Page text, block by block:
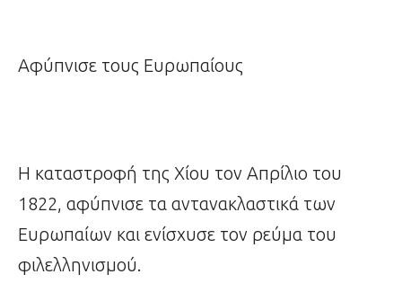
Αφύπνισε τους Ευρωπαίους
Η καταστροφή της Χίου τον Απρίλιο του
1822, αφύπνισε τα αντανακλαστικά των
Ευρωπαίων και ενίσχυσε τον ρεύμα του
φιλελληνισμού.